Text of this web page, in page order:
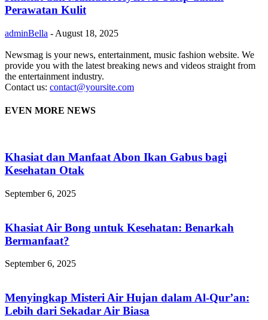
Perawatan Kulit
adminBella - August 18, 2025
Newsmag is your news, entertainment, music fashion website. We
provide you with the latest breaking news and videos straight from
the entertainment industry.
Contact us: contact@yoursite.com
EVEN MORE NEWS
Khasiat dan Manfaat Abon Ikan Gabus bagi
Kesehatan Otak
September 6, 2025
Khasiat Air Bong untuk Kesehatan: Benarkah
Bermanfaat?
September 6, 2025
Menyingkap Misteri Air Hujan dalam Al-Qur’an:
Lebih dari Sekadar Air Biasa